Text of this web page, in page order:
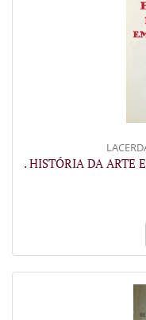
. HISTÓRIA DA ARTE